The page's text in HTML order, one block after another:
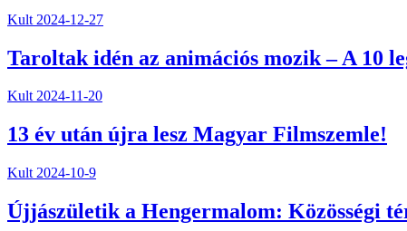
Kult 2024-12-27
Taroltak idén az animációs mozik – A 10
Kult 2024-11-20
13 év után újra lesz Magyar Filmszemle!
Kult 2024-10-9
Újjászületik a Hengermalom: Közösségi